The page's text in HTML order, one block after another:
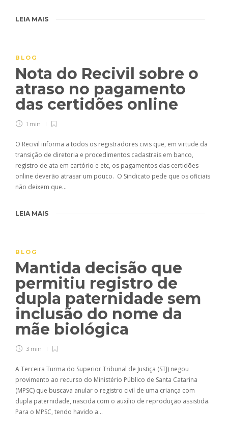
LEIA MAIS
BLOG
Nota do Recivil sobre o
atraso no pagamento
das certidões online
1 min
O Recivil informa a todos os registradores civis que, em virtude da
transição de diretoria e procedimentos cadastrais em banco,
registro de ata em cartório e etc, os pagamentos das certidões
online deverão atrasar um pouco. O Sindicato pede que os oficiais
não deixem que…
LEIA MAIS
BLOG
Mantida decisão que
permitiu registro de
dupla paternidade sem
inclusão do nome da
mãe biológica
3 min
A Terceira Turma do Superior Tribunal de Justiça (STJ) negou
provimento ao recurso do Ministério Público de Santa Catarina
(MPSC) que buscava anular o registro civil de uma criança com
dupla paternidade, nascida com o auxílio de reprodução assistida.
Para o MPSC, tendo havido a…